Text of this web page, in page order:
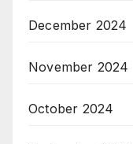
December 2024
November 2024
October 2024